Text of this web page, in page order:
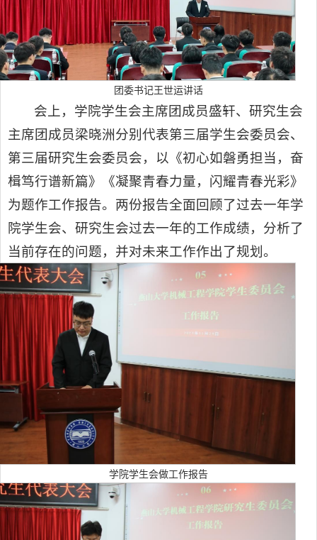
团委书记王世运讲话
会上，学院学生会主席团成员盛轩、研究生会
主席团成员梁晓洲分别代表第三届学生会委员会、
第三届研究生会委员会，以《初心如磐勇担当，奋
楫笃行谱新篇》《凝聚青春力量，闪耀青春光彩》
为题作工作报告。两份报告全面回顾了过去一年学
院学生会、研究生会过去一年的工作成绩，分析了
当前存在的问题，并对未来工作作出了规划。
学院学生会做工作报告